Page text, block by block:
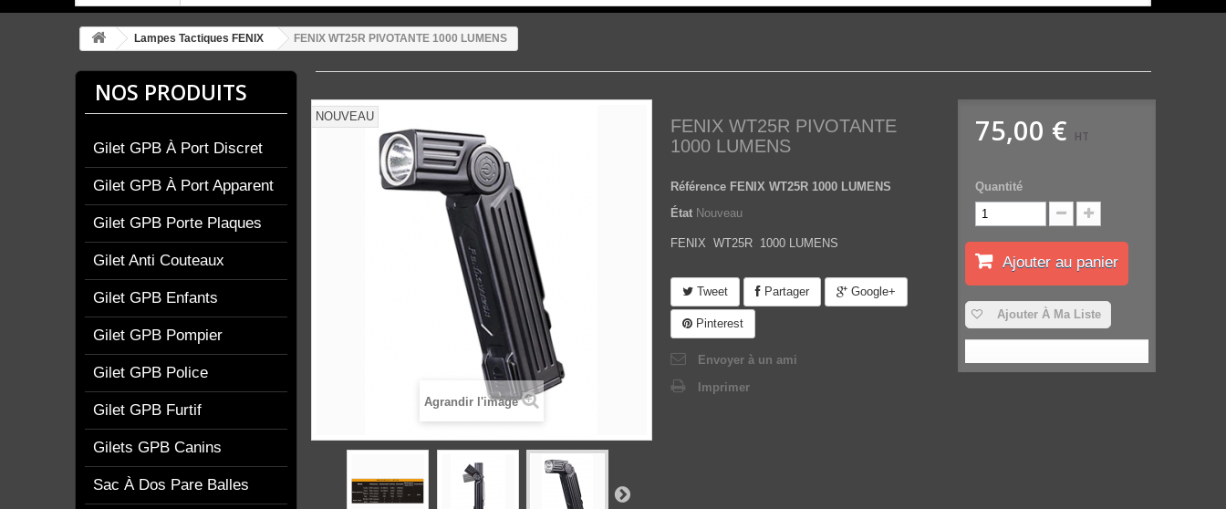
Lampes Tactiques FENIX FENIX WT25R PIVOTANTE 1000 LUMENS
NOS PRODUITS
Gilet GPB À Port Discret
Gilet GPB À Port Apparent
Gilet GPB Porte Plaques
Gilet Anti Couteaux
Gilet GPB Enfants
Gilet GPB Pompier
Gilet GPB Police
Gilet GPB Furtif
Gilets GPB Canins
Sac À Dos Pare Balles
NOUVEAU
Agrandir l'image
FENIX WT25R PIVOTANTE
1000 LUMENS
Référence FENIX WT25R 1000 LUMENS
État Nouveau
FENIX WT25R 1000 LUMENS
Tweet Partager Google+
Pinterest
Envoyer à un ami
Imprimer
75,00 € HT
Quantité
Ajouter au panier
Ajouter À Ma Liste